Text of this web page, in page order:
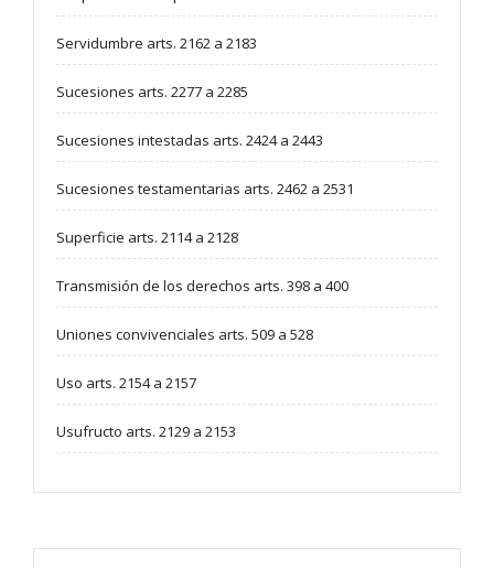
Servidumbre arts. 2162 a 2183
Sucesiones arts. 2277 a 2285
Sucesiones intestadas arts. 2424 a 2443
Sucesiones testamentarias arts. 2462 a 2531
Superficie arts. 2114 a 2128
Transmisión de los derechos arts. 398 a 400
Uniones convivenciales arts. 509 a 528
Uso arts. 2154 a 2157
Usufructo arts. 2129 a 2153